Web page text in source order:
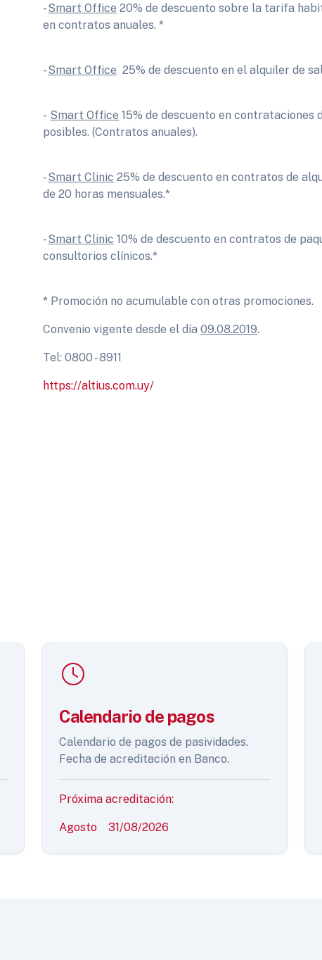
-Smart Office 20% de descuento sobre la tarifa
en contratos anuales. *
-Smart Office 25% de descuento en el alquiler de
- Smart Office 15% de descuento en contrataciones
posibles. (Contratos anuales).
-Smart Clinic 25% de descuento en contratos de
de 20 horas mensuales.*
-Smart Clinic 10% de descuento en contratos de
consultorios clínicos.*
* Promoción no acumulable con otras promociones.
Convenio vigente desde el día09.08.2019.
Tel: 0800 - 8911
https://altius.com.uy/
Calendario de pagos
Calendario de pagos de pasividades.
Fecha de acreditación en Banco.
Próxima acreditación:
Agosto 31/08/2026